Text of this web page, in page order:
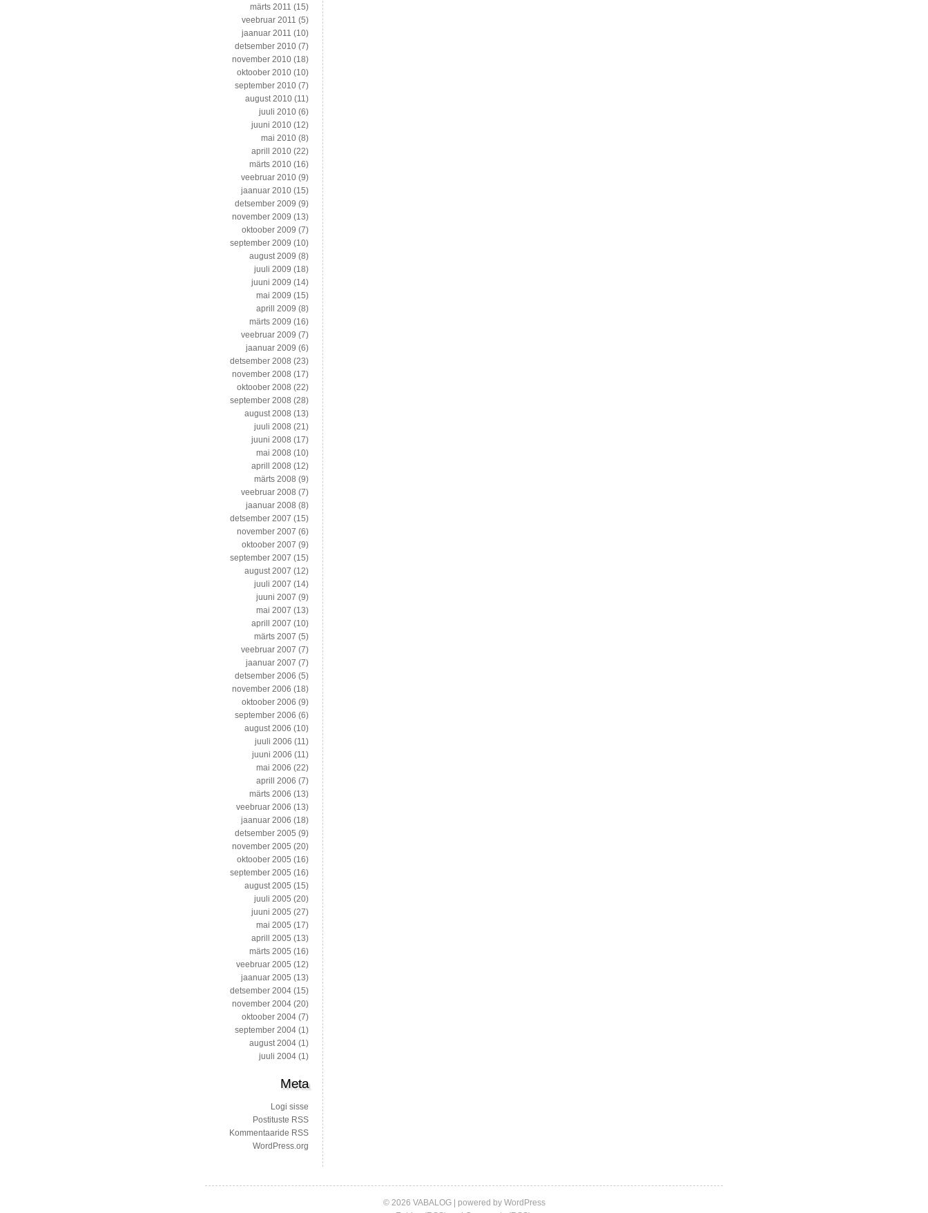
märts 2011 (15)
veebruar 2011 (5)
jaanuar 2011 (10)
detsember 2010 (7)
november 2010 (18)
oktoober 2010 (10)
september 2010 (7)
august 2010 (11)
juuli 2010 (6)
juuni 2010 (12)
mai 2010 (8)
aprill 2010 (22)
märts 2010 (16)
veebruar 2010 (9)
jaanuar 2010 (15)
detsember 2009 (9)
november 2009 (13)
oktoober 2009 (7)
september 2009 (10)
august 2009 (8)
juuli 2009 (18)
juuni 2009 (14)
mai 2009 (15)
aprill 2009 (8)
märts 2009 (16)
veebruar 2009 (7)
jaanuar 2009 (6)
detsember 2008 (23)
november 2008 (17)
oktoober 2008 (22)
september 2008 (28)
august 2008 (13)
juuli 2008 (21)
juuni 2008 (17)
mai 2008 (10)
aprill 2008 (12)
märts 2008 (9)
veebruar 2008 (7)
jaanuar 2008 (8)
detsember 2007 (15)
november 2007 (6)
oktoober 2007 (9)
september 2007 (15)
august 2007 (12)
juuli 2007 (14)
juuni 2007 (9)
mai 2007 (13)
aprill 2007 (10)
märts 2007 (5)
veebruar 2007 (7)
jaanuar 2007 (7)
detsember 2006 (5)
november 2006 (18)
oktoober 2006 (9)
september 2006 (6)
august 2006 (10)
juuli 2006 (11)
juuni 2006 (11)
mai 2006 (22)
aprill 2006 (7)
märts 2006 (13)
veebruar 2006 (13)
jaanuar 2006 (18)
detsember 2005 (9)
november 2005 (20)
oktoober 2005 (16)
september 2005 (16)
august 2005 (15)
juuli 2005 (20)
juuni 2005 (27)
mai 2005 (17)
aprill 2005 (13)
märts 2005 (16)
veebruar 2005 (12)
jaanuar 2005 (13)
detsember 2004 (15)
november 2004 (20)
oktoober 2004 (7)
september 2004 (1)
august 2004 (1)
juuli 2004 (1)
Meta
Logi sisse
Postituste RSS
Kommentaaride RSS
WordPress.org
© 2026 VABALOG | powered by WordPress